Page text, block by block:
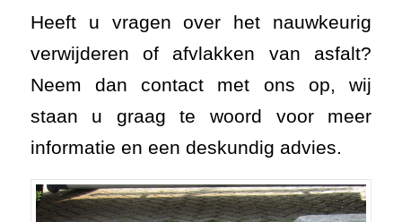
Heeft u vragen over het nauwkeurig
verwijderen of afvlakken van asfalt?
Neem dan contact met ons op, wij
staan u graag te woord voor meer
informatie en een deskundig advies.